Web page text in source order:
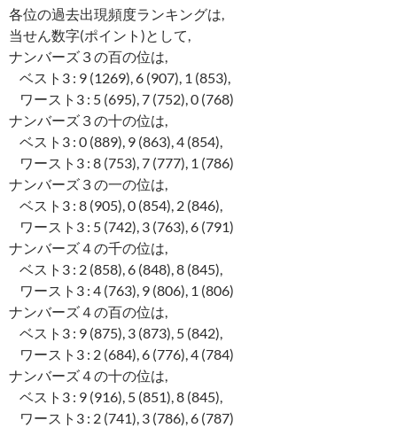
各位の過去出現頻度ランキングは,
当せん数字(ポイント)として,
ナンバーズ３の百の位は,
ベスト3 : 9 (1269), 6 (907), 1 (853),
ワースト3 : 5 (695), 7 (752), 0 (768)
ナンバーズ３の十の位は,
ベスト3 : 0 (889), 9 (863), 4 (854),
ワースト3 : 8 (753), 7 (777), 1 (786)
ナンバーズ３の一の位は,
ベスト3 : 8 (905), 0 (854), 2 (846),
ワースト3 : 5 (742), 3 (763), 6 (791)
ナンバーズ４の千の位は,
ベスト3 : 2 (858), 6 (848), 8 (845),
ワースト3 : 4 (763), 9 (806), 1 (806)
ナンバーズ４の百の位は,
ベスト3 : 9 (875), 3 (873), 5 (842),
ワースト3 : 2 (684), 6 (776), 4 (784)
ナンバーズ４の十の位は,
ベスト3 : 9 (916), 5 (851), 8 (845),
ワースト3 : 2 (741), 3 (786), 6 (787)